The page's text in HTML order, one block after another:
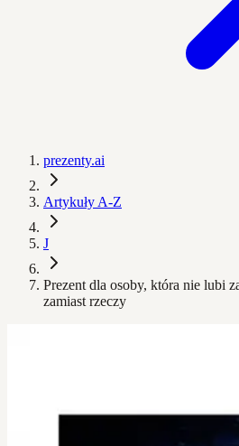
prezenty.ai
Artykuły A-Z
J
Prezent dla osoby, która nie lubi
zamiast rzeczy